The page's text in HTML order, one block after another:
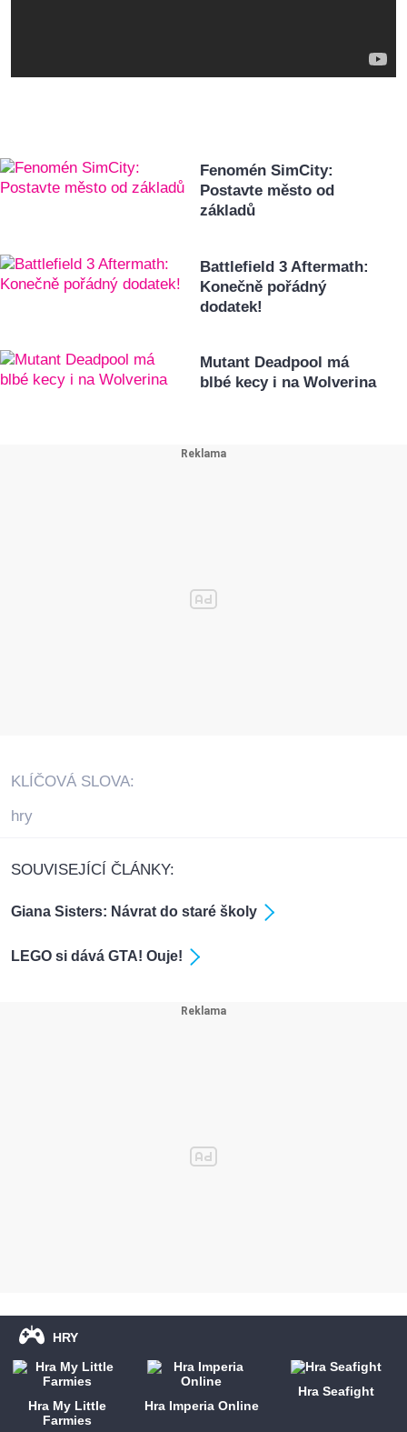
Fenomén SimCity:
Postavte město od
základů
Battlefield 3 Aftermath:
Konečně pořádný
dodatek!
Mutant Deadpool má
blbé kecy i na Wolverina
KLÍČOVÁ SLOVA:
hry
SOUVISEJÍCÍ ČLÁNKY:
Giana Sisters: Návrat do staré školy
LEGO si dává GTA! Ouje!
HRY
Hra My Little
Farmies
Hra Imperia Online
Hra Seafight